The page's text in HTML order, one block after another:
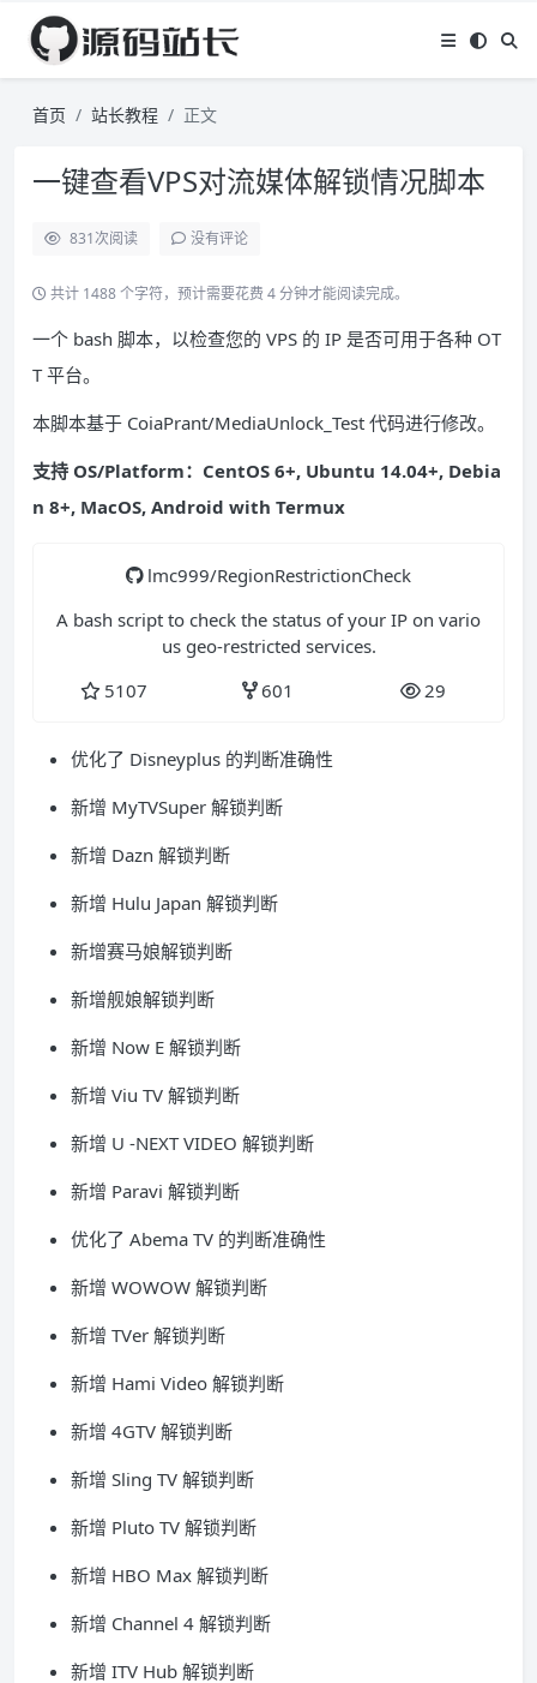
首页 站长教程 正文
一键查看VPS对流媒体解锁情况脚本
831次阅读 没有评论
共计 1488 个字符，预计需要花费 4 分钟才能阅读完成。
一个 bash 脚本，以检查您的 VPS 的 IP 是否可用于各种 OT
T 平台。
本脚本基于 CoiaPrant/MediaUnlock_Test 代码进行修改。
支持 OS/Platform：CentOS 6+, Ubuntu 14.04+, Debia
n 8+, MacOS, Android with Termux
lmc999/RegionRestrictionCheck
A bash script to check the status of your IP on vario
us geo-restricted services.
5107
601 29
优化了 Disneyplus 的判断准确性
新增 MyTVSuper 解锁判断
新增 Dazn 解锁判断
新增 Hulu Japan 解锁判断
新增赛马娘解锁判断
新增舰娘解锁判断
新增 Now E 解锁判断
新增 Viu TV 解锁判断
新增 U -NEXT VIDEO 解锁判断
新增 Paravi 解锁判断
优化了 Abema TV 的判断准确性
新增 WOWOW 解锁判断
新增 TVer 解锁判断
新增 Hami Video 解锁判断
新增 4GTV 解锁判断
新增 Sling TV 解锁判断
新增 Pluto TV 解锁判断
新增 HBO Max 解锁判断
新增 Channel 4 解锁判断
新增 ITV Hub 解锁判断